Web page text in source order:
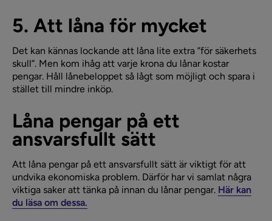
5. Att låna för mycket
Det kan kännas lockande att låna lite extra ”för säkerhets
skull”. Men kom ihåg att varje krona du lånar kostar
pengar. Håll lånebeloppet så lågt som möjligt och spara i
stället till mindre inköp.
Låna pengar på ett
ansvarsfullt sätt
Att låna pengar på ett ansvarsfullt sätt är viktigt för att
undvika ekonomiska problem. Därför har vi samlat några
viktiga saker att tänka på innan du lånar pengar. Här kan
du läsa om dessa.